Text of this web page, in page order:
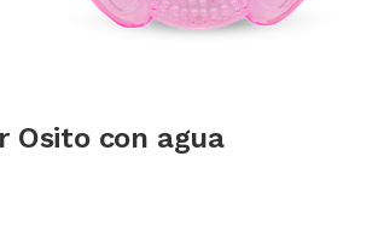
Osito con agua